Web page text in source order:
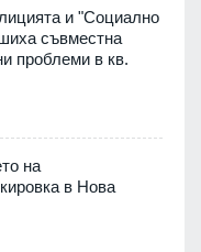
и "Социално
съвместна
проблеми в кв.
на
в Нова